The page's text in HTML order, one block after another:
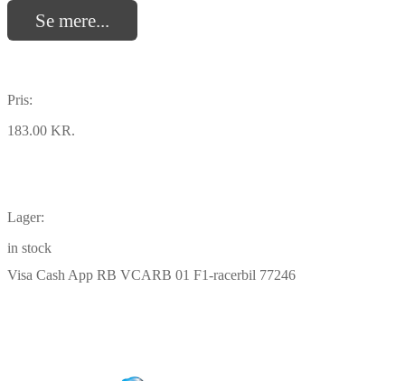
Se mere...
Pris:
183.00 KR.
Lager:
in stock
Visa Cash App RB VCARB 01 F1-racerbil 77246